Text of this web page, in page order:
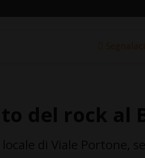
Segnalaci